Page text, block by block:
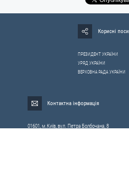
Корисні
ПРЕЗИДЕНТ УКРАЇНИ
УРЯД УКРАЇНИ
ВЕРХОВНА РАДА УКРАЇНИ
Контактна інформація
01601, м.Київ, вул. Петра Болбочана, 8